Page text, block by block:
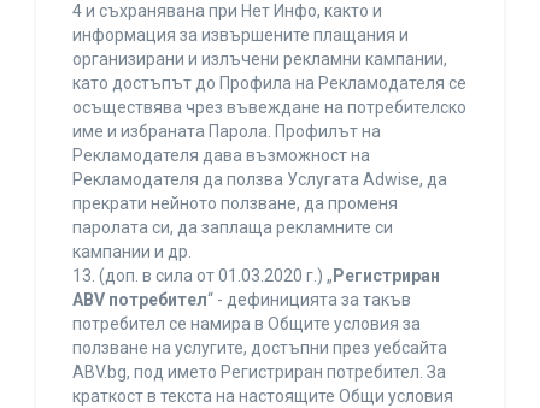
4 и съхранявана при Нет Инфо, както и
информация за извършените плащания и
организирани и излъчени рекламни кампании,
като достъпът до Профила на Рекламодателя се
осъществява чрез въвеждане на потребителско
име и избраната Парола. Профилът на
Рекламодателя дава възможност на
Рекламодателя да ползва Услугата Adwise, да
прекрати нейното ползване, да променя
паролата си, да заплаща рекламните си
кампании и др.
13. (доп. в сила от 01.03.2020 г.) „ Регистриран
ABV потребител“ - дефиницията за такъв
потребител се намира в Общите условия за
ползване на услугите, достъпни през уебсайта
ABV.bg, под името Регистриран потребител. За
краткост в текста на настоящите Общи условия